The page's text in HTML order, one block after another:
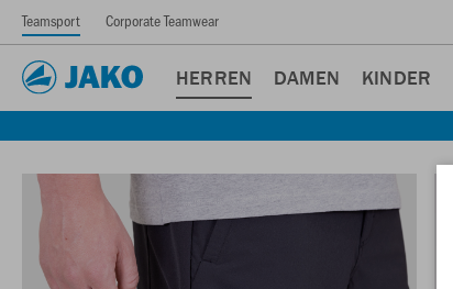
Teamsport Corporate Teamwear
HERREN DAMEN KINDER